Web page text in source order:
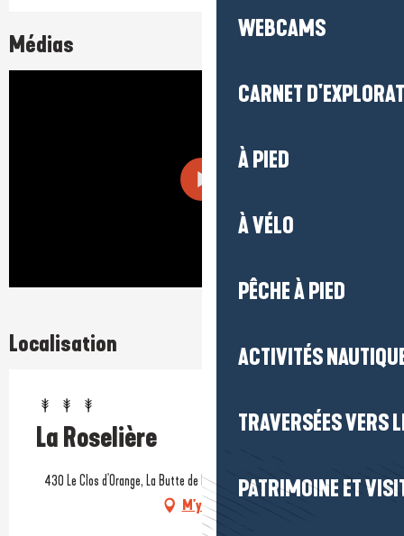
WEBCAMS
CARNET
À PIED
À VÉLO
PÊCHE À PIED
ACTIVITÉS
TRAVERSÉES VERS
PATRIMOINE ET
Médias
Localisation
La Roselière
430 Le Clos d'Orange, La Butte de Bombardant, 44410 Saint-Lyphard
M'y rendre